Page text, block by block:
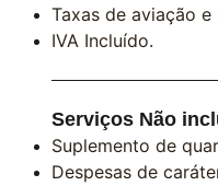
Taxas de aviação e
IVA Incluído.
Serviços Não
Suplemento de
Despesas de